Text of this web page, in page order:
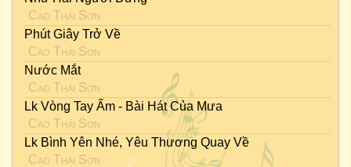
Cao Thái Sơn
Phút Giây Trở Về
Cao Thái Sơn
Nước Mắt
Cao Thái Sơn
Lk Vòng Tay Ấm - Bài Hát Của Mưa
Cao Thái Sơn
Lk Bình Yên Nhé, Yêu Thương Quay Về
Cao Thái Sơn